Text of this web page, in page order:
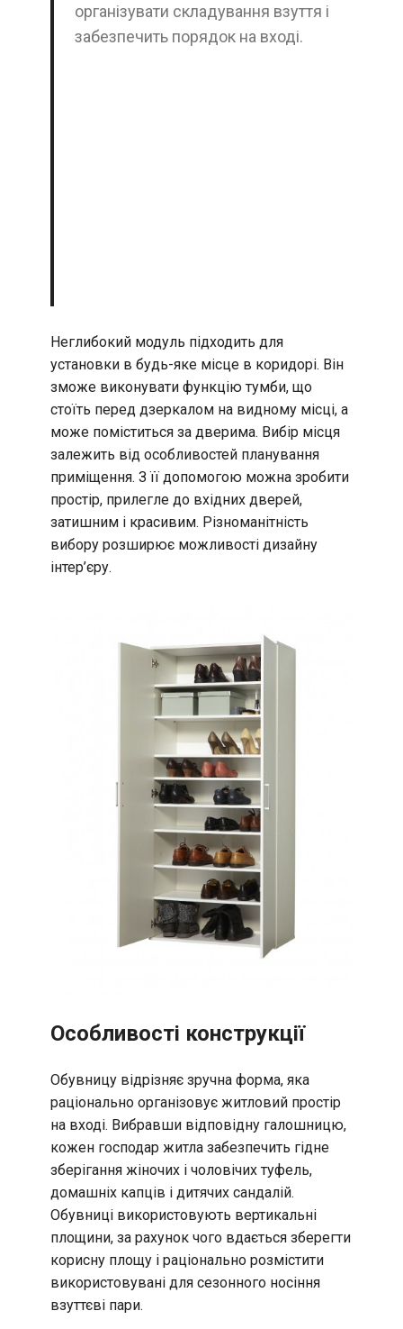
організувати складування взуття і
забезпечить порядок на вході.
Неглибокий модуль підходить для
установки в будь-яке місце в коридорі. Він
зможе виконувати функцію тумби, що
стоїть перед дзеркалом на видному місці, а
може поміститься за дверима. Вибір місця
залежить від особливостей планування
приміщення. З її допомогою можна зробити
простір, прилегле до вхідних дверей,
затишним і красивим. Різноманітність
вибору розширює можливості дизайну
інтер’єру.
Особливості конструкції
Обувницу відрізняє зручна форма, яка
раціонально організовує житловий простір
на вході. Вибравши відповідну галошницю,
кожен господар житла забезпечить гідне
зберігання жіночих і чоловічих туфель,
домашніх капців і дитячих сандалій.
Обувниці використовують вертикальні
площини, за рахунок чого вдається зберегти
корисну площу і раціонально розмістити
використовувані для сезонного носіння
взуттєві пари.